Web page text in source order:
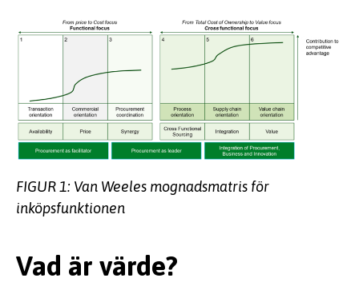
FIGUR 1: Van Weeles mognadsmatris för
inköpsfunktionen
Vad är värde?